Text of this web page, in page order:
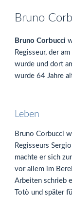
Bruno
Bruno Corbucci
Regisseur, der
wurde und dort
wurde 64 Jahre
Leben
Bruno Corbucci
Regisseurs
machte er sich
vor allem im
Arbeiten schrieb
Totò und später